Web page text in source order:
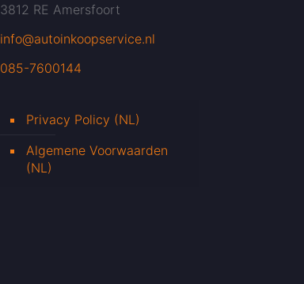
3812 RE Amersfoort
info@autoinkoopservice.nl
085-7600144
Privacy Policy (NL)
Algemene Voorwaarden
(NL)